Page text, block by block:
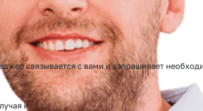
связывается с вами и запрашивает
кредитования